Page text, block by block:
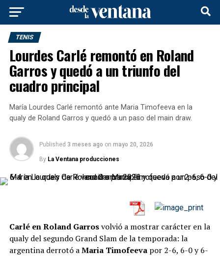
TENIS
Lourdes Carlé remontó en Roland
Garros y quedó a un triunfo del
cuadro principal
María Lourdes Carlé remontó ante Maria Timofeeva en la
qualy de Roland Garros y quedó a un paso del main draw.
Published 3 meses ago on mayo 20, 2026
By La Ventana producciones
Carlé en Roland Garrosvolvió a mostrar carácter en la
qualy del segundo Grand Slam de la temporada: la
argentina derrotó aMaria Timofeevapor 2-6, 6-0 y 6-